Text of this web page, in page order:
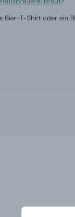
Bier-T-Shirt oder ein